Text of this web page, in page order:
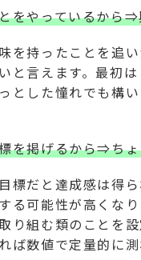
をやっているから
を持ったことを追
と言えます。最初
とした憧れでも構
を掲げるから⇒ち
標だと達成感は得
る可能性が高くな
り組む類のことを
ば数値で定量的に